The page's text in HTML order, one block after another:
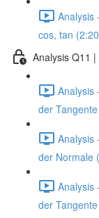
Analysis
cos, tan
Analysis Q11
Analysis
der
Analysis
der Normale
Analysis
der